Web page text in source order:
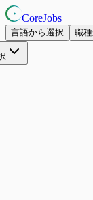
CoreJobs
言語から選択 職